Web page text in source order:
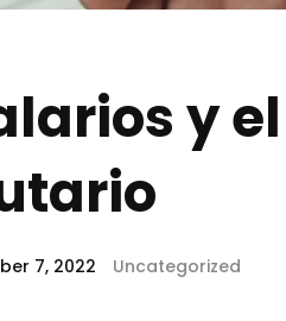
y
7, 2022 Uncategorized